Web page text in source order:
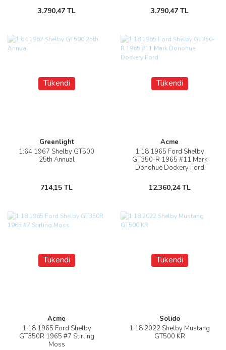
3.790,47 TL 3.790,47 TL
Tükendi
Greenlight
1:64 1967 Shelby GT500
25th Annual
714,15 TL
Tükendi
Acme
1:18 1965 Ford Shelby
GT350-R 1965 #11 Mark
Donohue Dockery Ford
12.360,24 TL
Tükendi
Acme
1:18 1965 Ford Shelby
GT350R 1965 #7 Stirling
Moss
Tükendi
Solido
1:18 2022 Shelby Mustang
GT500 KR